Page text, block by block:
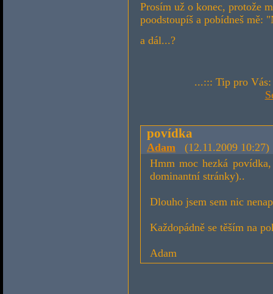
Prosím už o konec, protože
poodstoupíš a pobídneš mě:
a dál...?
...::: Tip pro
povídka
Adam (12.11.2009 10:27)
Hmm moc hezká
dominantní stránky)..
Dlouho jsem sem nic
Každopádně se těším na
Adam